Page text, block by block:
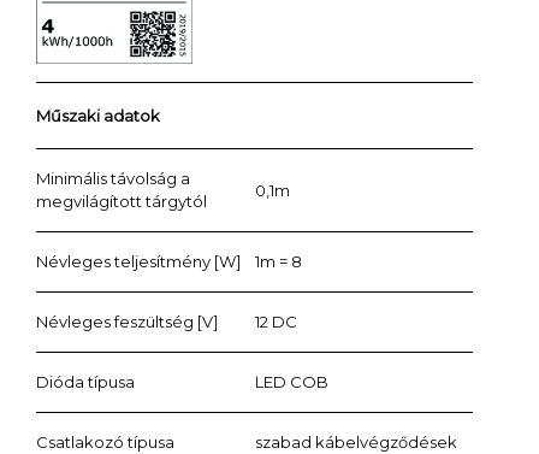
Műszaki adatok
Minimális távolság a
megvilágított tárgytól
0,1m
Névleges teljesítmény [W] 1m = 8
Névleges feszültség [V] 12 DC
Dióda típusa LED COB
Csatlakozó típusa szabad kábelvégződések